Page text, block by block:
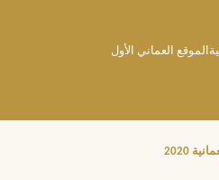
العماني الأول
2020